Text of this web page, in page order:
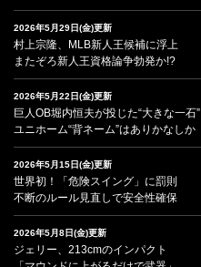
2026年5月29日(金)更新
村上宗隆、MLB新人王候補に浮上
またぞろ新人王資格論争勃発か!?
2026年5月22日(金)更新
巨人OB堀内恒夫が投じた“大きな一石”
ユニホーム“背ネーム”はありかなしか
2026年5月15日(金)更新
世界初！「危険スイング」に罰則
不断のルール見直しで安全性確保
2026年5月8日(金)更新
ジェリー、213cmのインパクト